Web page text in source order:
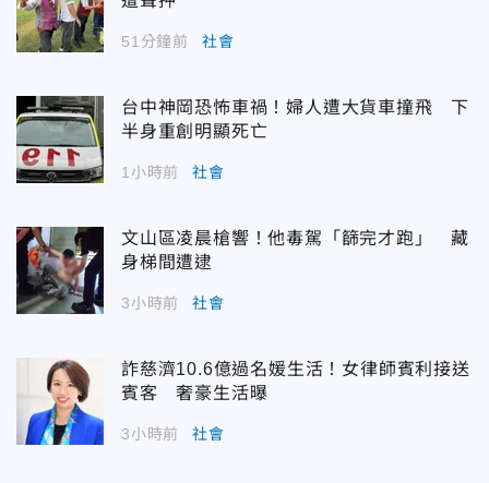
51分鐘前 社會
台中神岡恐怖車禍！婦人遭大貨車撞飛 下
半身重創明顯死亡
1小時前 社會
文山區凌晨槍響！他毒駕「篩完才跑」 藏
身梯間遭逮
3小時前 社會
詐慈濟10.6億過名媛生活！女律師賓利接送
賓客 奢豪生活曝
3小時前 社會